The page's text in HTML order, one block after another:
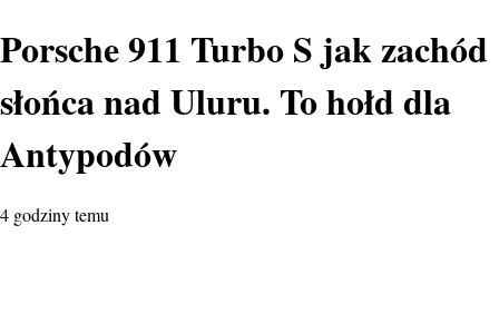
Porsche 911 Turbo S jak zachód
słońca nad Uluru. To hołd dla
Antypodów
4 godziny temu